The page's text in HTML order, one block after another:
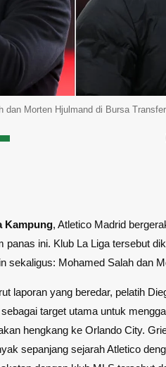
dan Morten Hjulmand di Bursa Transfer
Kampung, Atletico Madrid
panas ini. Klub La Liga tersebut
sekaligus: Mohamed Salah dan
laporan yang beredar, pelatih
target utama untuk
hengkang ke Orlando City.
sepanjang sejarah Atletico